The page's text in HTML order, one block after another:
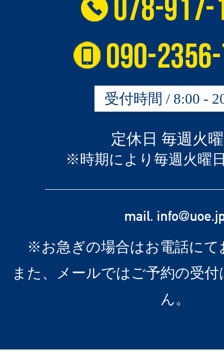
受付時間 / 8:00 -
定休日 毎週火
※時期により毎週火曜
※お急ぎの場合はお電話にて
また、メールではご予約の受
ん。